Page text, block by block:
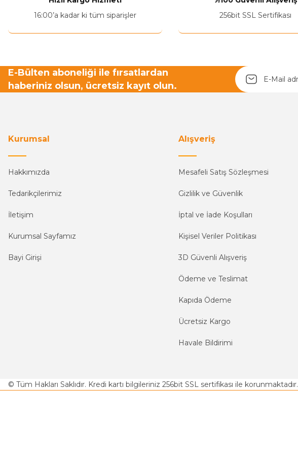
16:00’a kadar ki tüm siparişler
256bit SSL Sertifikası
E-Bülten aboneliği ile fırsatlardan
haberiniz olsun, ücretsiz kayıt olun.
Kurumsal
Hakkımızda
Tedarikçilerimiz
İletişim
Kurumsal Sayfamız
Bayi Girişi
Alışveriş
Mesafeli Satış Sözleşmesi
Gizlilik ve Güvenlik
İptal ve İade Koşulları
Kişisel Veriler Politikası
3D Güvenli Alışveriş
Ödeme ve Teslimat
Kapıda Ödeme
Ücretsiz Kargo
Havale Bildirimi
© Tüm Hakları Saklıdır. Kredi kartı bilgileriniz 256bit SSL sertifikası ile korunmaktadır.